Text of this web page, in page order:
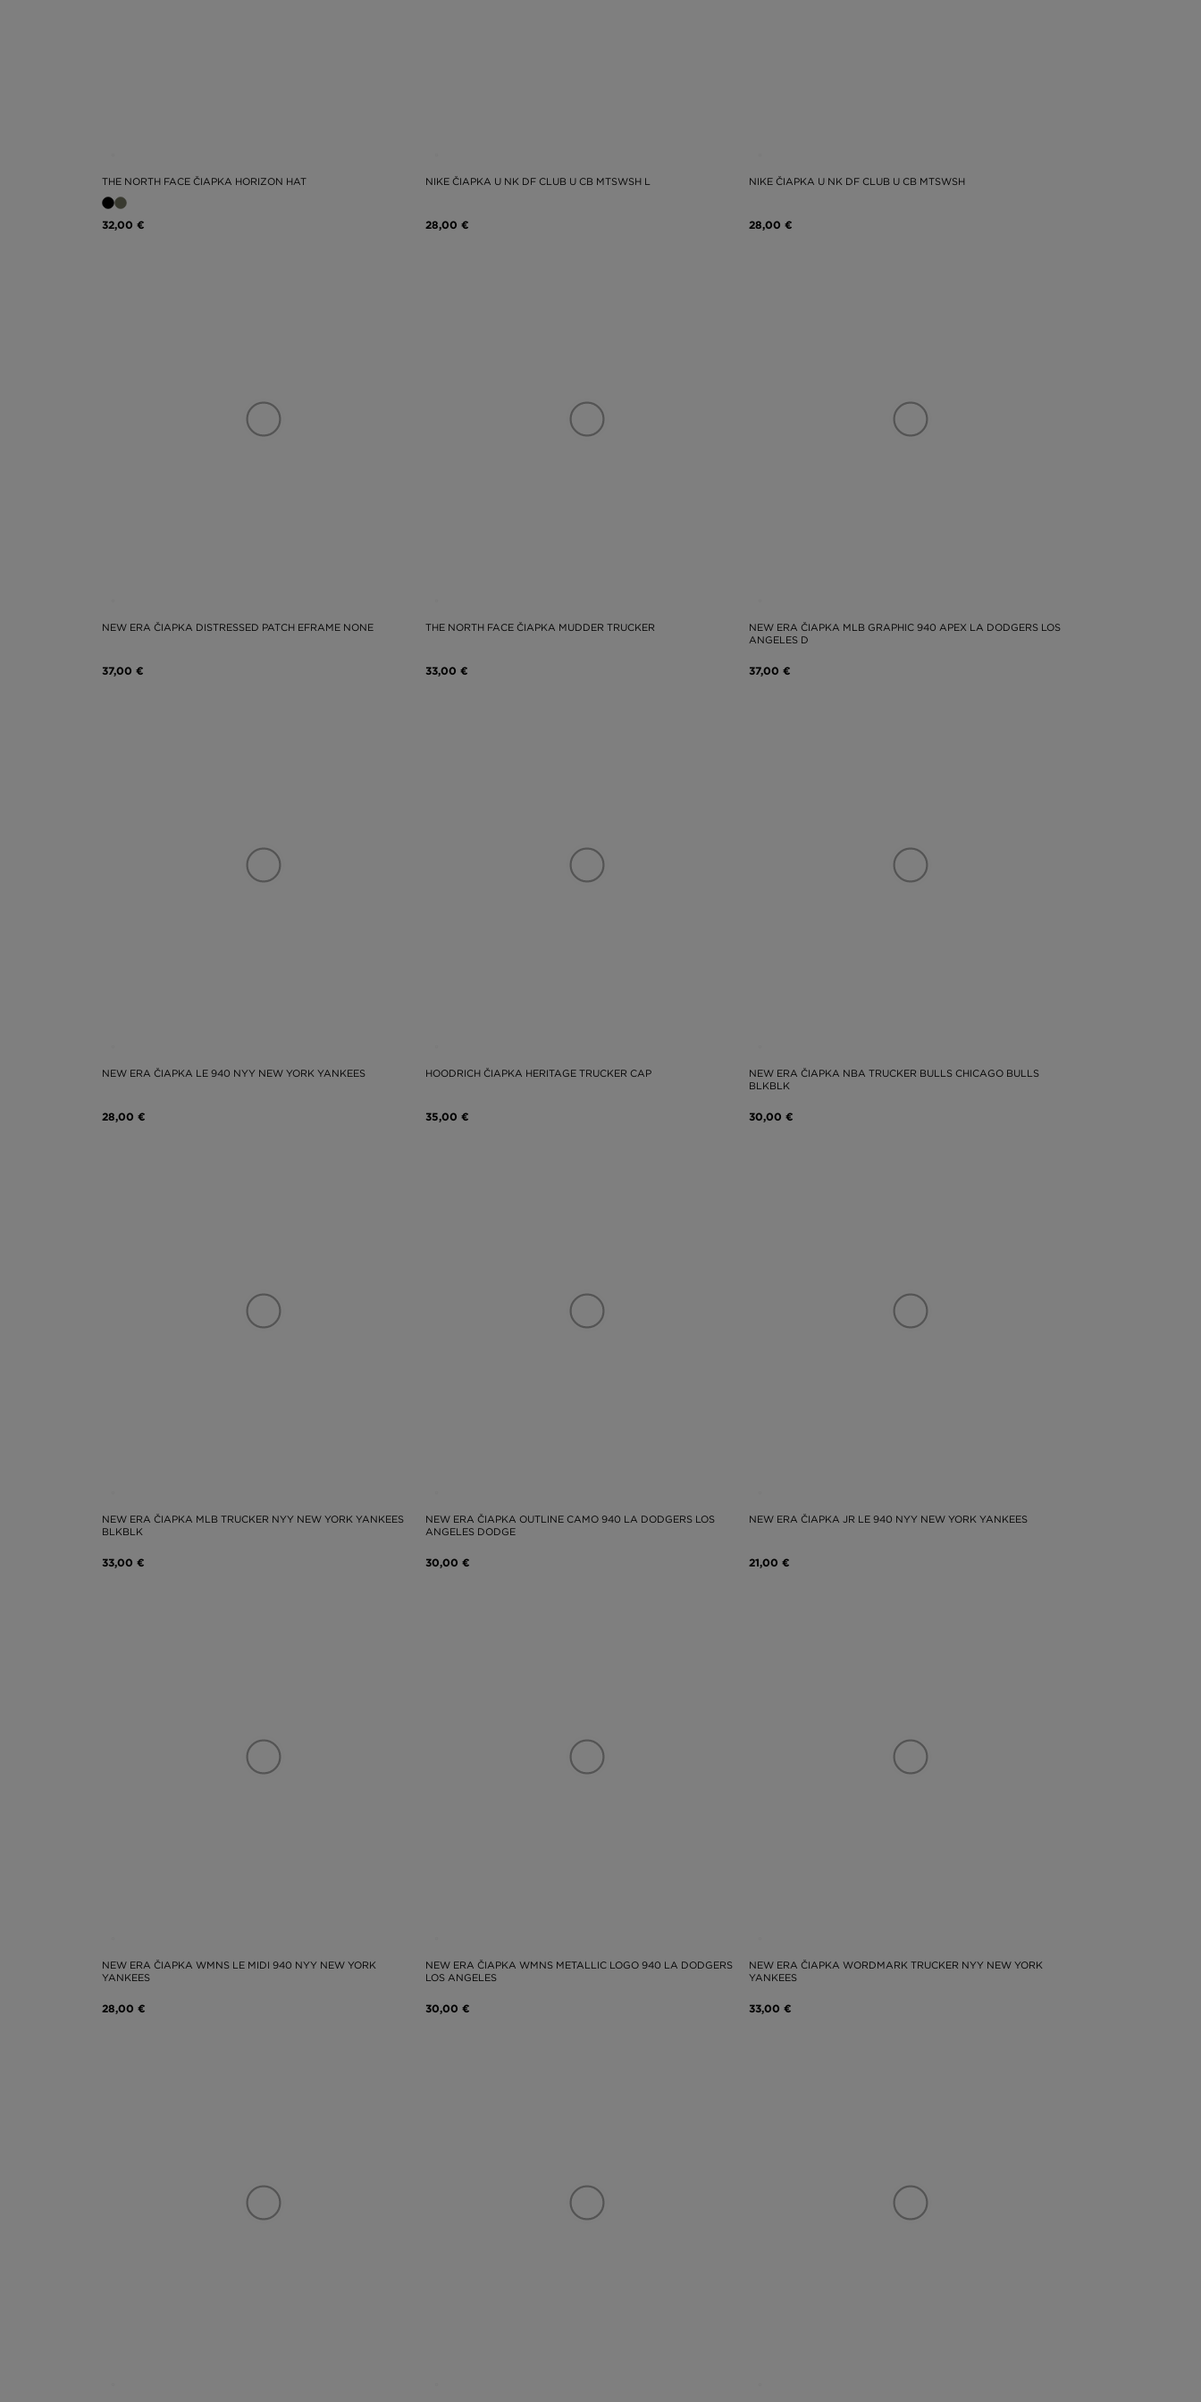
THE NORTH FACE ČIAPKA HORIZON HAT
32,00 €
NIKE ČIAPKA U NK DF CLUB U CB MTSWSH L
28,00 €
NIKE ČIAPKA U NK DF CLUB U CB MTSWSH
28,00 €
NEW ERA ČIAPKA DISTRESSED PATCH EFRAME NONE
37,00 €
THE NORTH FACE ČIAPKA MUDDER TRUCKER
33,00 €
NEW ERA ČIAPKA MLB GRAPHIC 940 APEX LA DODGERS LOS
ANGELES D
37,00 €
NEW ERA ČIAPKA LE 940 NYY NEW YORK YANKEES
28,00 €
HOODRICH ČIAPKA HERITAGE TRUCKER CAP
35,00 €
NEW ERA ČIAPKA NBA TRUCKER BULLS CHICAGO BULLS
BLKBLK
30,00 €
NEW ERA ČIAPKA MLB TRUCKER NYY NEW YORK YANKEES
BLKBLK
33,00 €
NEW ERA ČIAPKA OUTLINE CAMO 940 LA DODGERS LOS
ANGELES DODGE
30,00 €
NEW ERA ČIAPKA JR LE 940 NYY NEW YORK YANKEES
21,00 €
NEW ERA ČIAPKA WMNS LE MIDI 940 NYY NEW YORK
YANKEES
28,00 €
NEW ERA ČIAPKA WMNS METALLIC LOGO 940 LA DODGERS
LOS ANGELES
30,00 €
NEW ERA ČIAPKA WORDMARK TRUCKER NYY NEW YORK
YANKEES
33,00 €